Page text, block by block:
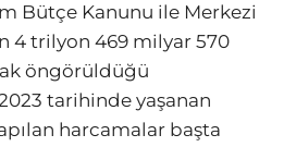
Bütçe Kanunu ile Merkezi
4 trilyon 469 milyar 570
öngörüldüğü
tarihinde yaşanan
harcamalar başta